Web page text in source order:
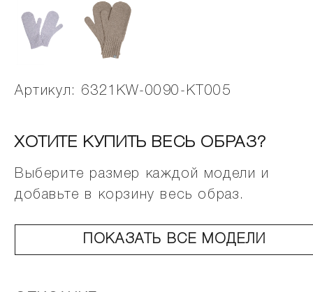
Артикул: 6321KW-0090-KT005
ХОТИТЕ КУПИТЬ ВЕСЬ ОБРАЗ?
Выберите размер каждой модели и
добавьте в корзину весь образ.
ПОКАЗАТЬ ВСЕ МОДЕЛИ